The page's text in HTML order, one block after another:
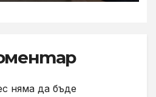
няма да бъде